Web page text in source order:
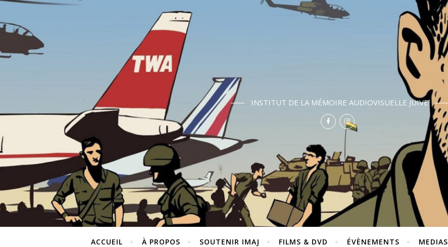
INSTITUT DE LA MÉMOIRE AUDIOVISUELLE JUIVE
ACCUEIL À PROPOS SOUTENIR IMAJ FILMS & DVD ÉVÈNEMENTS MEDIAS